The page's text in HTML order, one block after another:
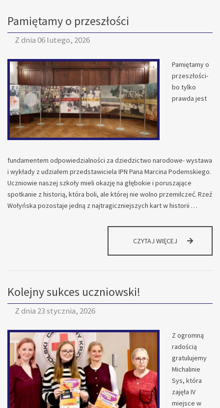
Pamiętamy o przeszłości
Z dnia06 lutego, 2026
Pamiętamy o
przeszłości-
bo tylko
prawda jest
fundamentem odpowiedzialności za dziedzictwo narodowe- wystawa
i wykłady z udziałem przedstawiciela IPN Pana Marcina Podemskiego.
Uczniowie naszej szkoły mieli okazję na głębokie i poruszające
spotkanie z historią, która boli, ale której nie wolno przemilczeć. Rzeź
Wołyńska pozostaje jedną z najtragiczniejszych kart w historii …
CZYTAJ WIĘCEJ PAMIĘTAMY
Kolejny sukces uczniowski!
Z dnia 23 stycznia, 2026
Z ogromną
radością
gratulujemy
Michalinie
Sys, która
zajęła IV
miejsce w